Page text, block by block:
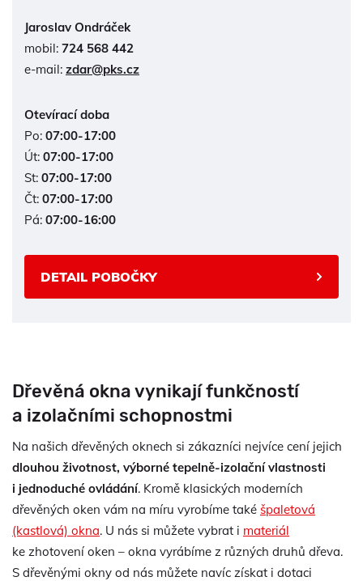
Jaroslav Ondráček
mobil: 724 568 442
e-mail: zdar@pks.cz
Otevírací doba
Po: 07:00-17:00
Út: 07:00-17:00
St: 07:00-17:00
Čt: 07:00-17:00
Pá: 07:00-16:00
DETAIL POBOČKY
Dřevěná okna vynikají funkčností
a izolačními schopnostmi
Na našich dřevěných oknech si zákazníci nejvíce cení jejich
dlouhou životnost, výborné tepelně-izolační vlastnosti
i jednoduché ovládání. Kromě klasických moderních
dřevěných oken vám na míru vyrobíme také špaletová
(kastlová) okna. U nás si můžete vybrat i materiál
ke zhotovení oken – okna vyrábíme z různých druhů dřeva.
S dřevěnými okny od nás můžete navíc získat i dotaci